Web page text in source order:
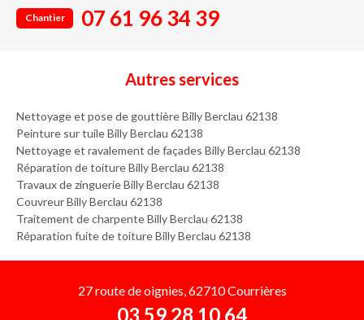
Chantier 07 61 96 34 39
Autres services
Nettoyage et pose de gouttière Billy Berclau 62138
Peinture sur tuile Billy Berclau 62138
Nettoyage et ravalement de façades Billy Berclau 62138
Réparation de toiture Billy Berclau 62138
Travaux de zinguerie Billy Berclau 62138
Couvreur Billy Berclau 62138
Traitement de charpente Billy Berclau 62138
Réparation fuite de toiture Billy Berclau 62138
27 route de oignies, 62710 Courrières
03 59 28 10 64